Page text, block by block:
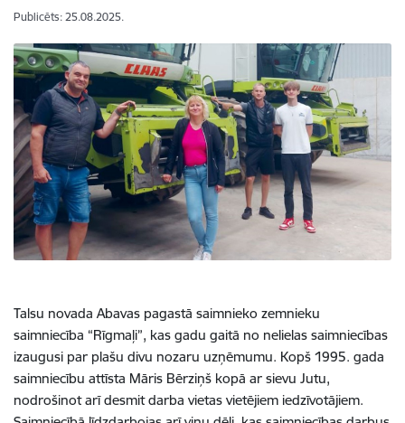
Publicēts: 25.08.2025.
Talsu novada Abavas pagastā saimnieko zemnieku
saimniecība “Rīgmaļi”, kas gadu gaitā no nelielas saimniecības
izaugusi par plašu divu nozaru uzņēmumu. Kopš 1995. gada
saimniecību attīsta Māris Bērziņš kopā ar sievu Jutu,
nodrošinot arī desmit darba vietas vietējiem iedzīvotājiem.